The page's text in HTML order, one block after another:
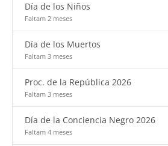
Día de los Niños
Faltam 2 meses
Día de los Muertos
Faltam 3 meses
Proc. de la República 2026
Faltam 3 meses
Día de la Conciencia Negro 2026
Faltam 4 meses